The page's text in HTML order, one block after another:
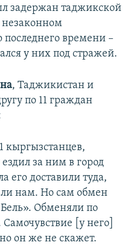
задержан таджикской
незаконном
времени –
у них под стражей.
, Таджикистан и
по 11 граждан
кыргызстанцев,
за ним в город
его доставили туда,
нам. Но сам обмен
Обменяли по
[у него]
он же не скажет.